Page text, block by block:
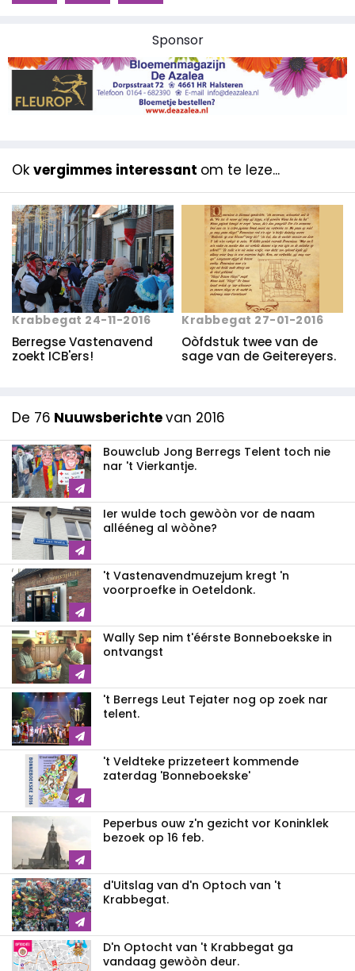
Sponsor
Ok vergimmes interessant om te leze...
Krabbegat 24-11-2016
Berregse Vastenavend
zoekt ICB'ers!
Krabbegat 27-01-2016
Oòfdstuk twee van de
sage van de Geitereyers.
De 76 Nuuwsberichtevan 2016
Bouwclub Jong Berregs Telent toch nie
nar 't Vierkantje.
Ier wulde toch gewòòn vor de naam
allééneg al wòòne?
't Vastenavendmuzejum kregt 'n
voorproefke in Oeteldonk.
Wally Sep nim t'éérste Bonneboekske in
ontvangst
't Berregs Leut Tejater nog op zoek nar
telent.
't Veldteke prizzeteert kommende
zaterdag 'Bonneboekske'
Peperbus ouw z'n gezicht vor Koninklek
bezoek op 16 feb.
d'Uitslag van d'n Optoch van 't
Krabbegat.
D'n Optocht van 't Krabbegat ga
vandaag gewòòn deur.